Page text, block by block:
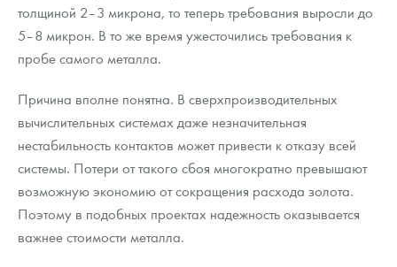
толщиной 2–3 микрона, то теперь требования выросли до
5–8 микрон. В то же время ужесточились требования к
пробе самого металла.
Причина вполне понятна. В сверхпроизводительных
вычислительных системах даже незначительная
нестабильность контактов может привести к отказу всей
системы. Потери от такого сбоя многократно превышают
возможную экономию от сокращения расхода золота.
Поэтому в подобных проектах надежность оказывается
важнее стоимости металла.